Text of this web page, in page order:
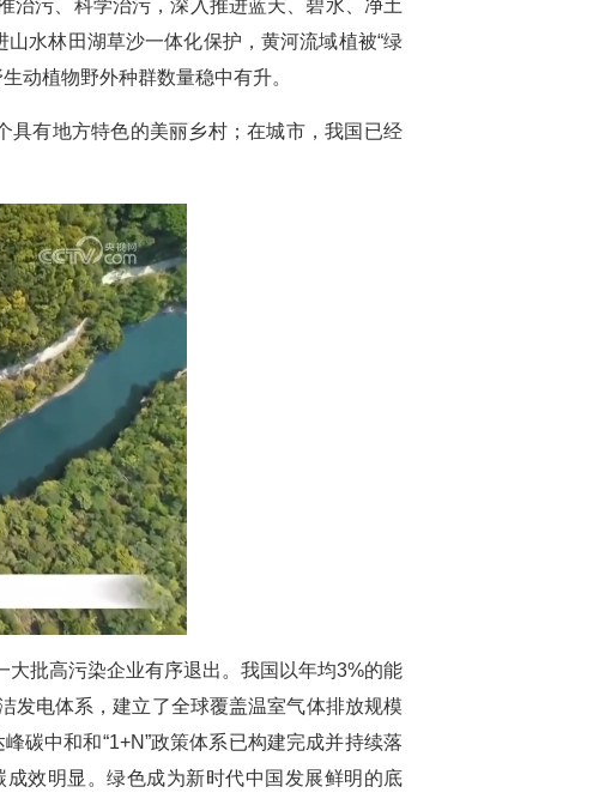
治污、科学治污，深入推进蓝天、碧水、净土
水林田湖草沙一体化保护，黄河流域植被“绿
动植物野外种群数量稳中有升。
具有地方特色的美丽乡村；在城市，我国已经
批高污染企业有序退出。我国以年均3%的能
发电体系，建立了全球覆盖温室气体排放规模
碳中和和“1+N”政策体系已构建完成并持续落
效明显。绿色成为新时代中国发展鲜明的底